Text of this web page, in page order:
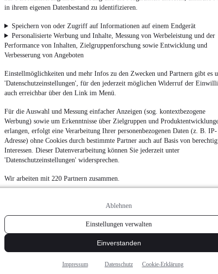
in ihrem eigenen Datenbestand zu identifizieren.
Speichern von oder Zugriff auf Informationen auf einem Endgerät
Personalisierte Werbung und Inhalte, Messung von Werbeleistung und der
Performance von Inhalten, Zielgruppenforschung sowie Entwicklung und
Verbesserung von Angeboten
Einstellmöglichkeiten und mehr Infos zu den Zwecken und Partnern gibt es
'Datenschutzeinstellungen', für den jederzeit möglichen Widerruf der
auch erreichbar über den Link im Menü.
Für die Auswahl und Messung einfacher Anzeigen (sog. kontextbezogene
Werbung) sowie um Erkenntnisse über Zielgruppen und
erlangen, erfolgt eine Verarbeitung Ihrer personenbezogenen Daten (z. B. IP-
Adresse) ohne Cookies durch bestimmte Partner auch auf Basis von
Interessen. Dieser Datenverarbeitung können Sie jederzeit unter
'Datenschutzeinstellungen' widersprechen.
Wir arbeiten mit 220 Partnern zusammen.
Ablehnen
Einstellungen verwalten
Einverstanden
Impressum Datenschutz Cookie-Erklärung
Impressum
AGB
Vertrag widerrufen
Datenschutzeinstellungen
Erklärung zur Barrierefreiheit
Report Security Vulnerability (English)
Powered by
Weitere Fahrzeuge gibt es auf mobile.de, dem Marktplatz für